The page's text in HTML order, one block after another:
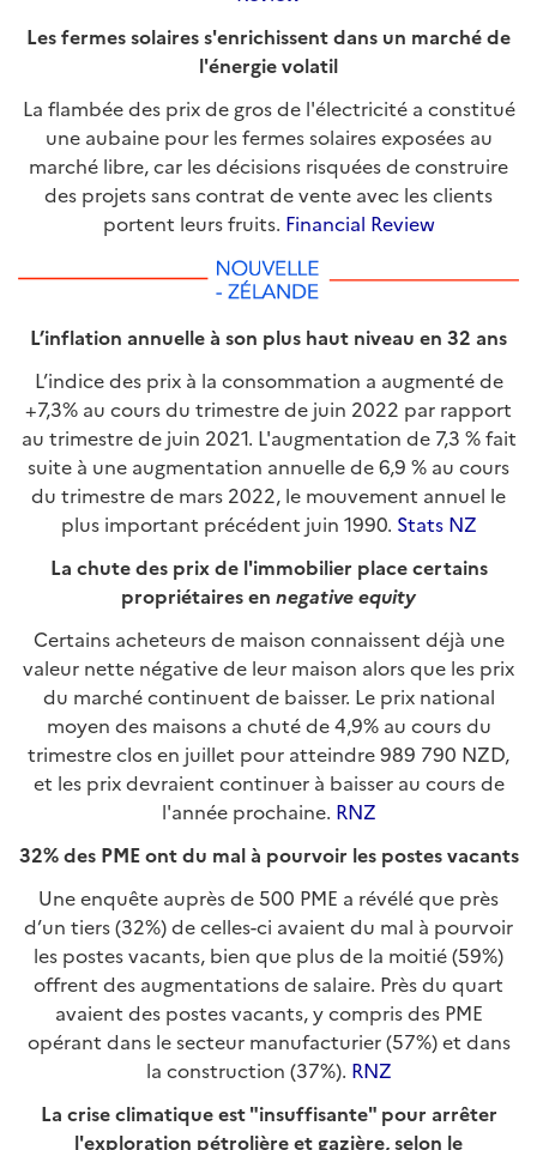
Les fermes solaires s'enrichissent dans un marché de
l'énergie volatil
La flambée des prix de gros de l'électricité a constitué
une aubaine pour les fermes solaires exposées au
marché libre, car les décisions risquées de construire
des projets sans contrat de vente avec les clients
portent leurs fruits. Financial Review
L’inflation annuelle à son plus haut niveau en 32 ans
L’indice des prix à la consommation a augmenté de
+7,3% au cours du trimestre de juin 2022 par rapport
au trimestre de juin 2021. L'augmentation de 7,3 % fait
suite à une augmentation annuelle de 6,9 % au cours
du trimestre de mars 2022, le mouvement annuel le
plus important précédent juin 1990. Stats NZ
La chute des prix de l'immobilier place certains
propriétaires en negative equity
Certains acheteurs de maison connaissent déjà une
valeur nette négative de leur maison alors que les prix
du marché continuent de baisser. Le prix national
moyen des maisons a chuté de 4,9% au cours du
trimestre clos en juillet pour atteindre 989 790 NZD,
et les prix devraient continuer à baisser au cours de
l'année prochaine. RNZ
32% des PME ont du mal à pourvoir les postes vacants
Une enquête auprès de 500 PME a révélé que près
d’un tiers (32%) de celles-ci avaient du mal à pourvoir
les postes vacants, bien que plus de la moitié (59%)
offrent des augmentations de salaire. Près du quart
avaient des postes vacants, y compris des PME
opérant dans le secteur manufacturier (57%) et dans
la construction (37%). RNZ
La crise climatique est "insuffisante" pour arrêter
l'exploration pétrolière et gazière, selon le